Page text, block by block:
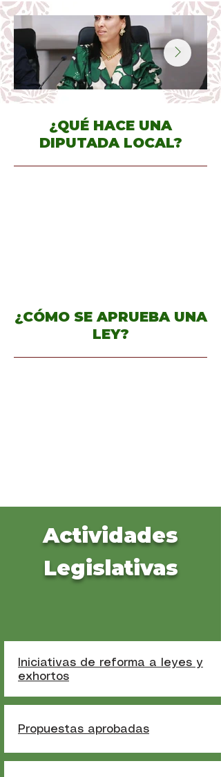
¿QUÉ HACE UNA
DIPUTADA LOCAL?
¿CÓMO SE APRUEBA UNA
LEY?
Actividades
Legislativas
Iniciativas de reforma a leyes y
exhortos
Propuestas aprobadas